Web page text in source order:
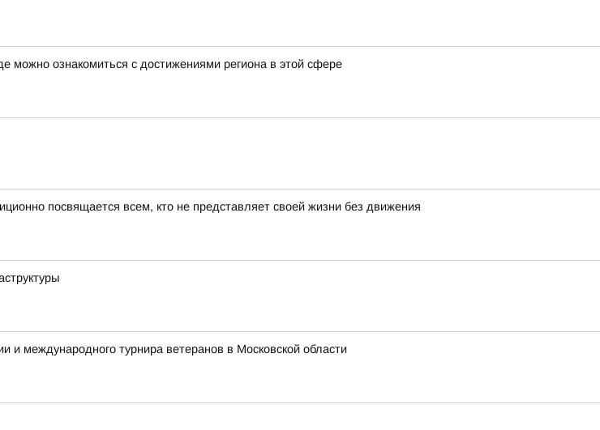
можно ознакомиться с достижениями региона в этой сфере
посвящается всем, кто не представляет своей жизни без движения
и международного турнира ветеранов в Московской области